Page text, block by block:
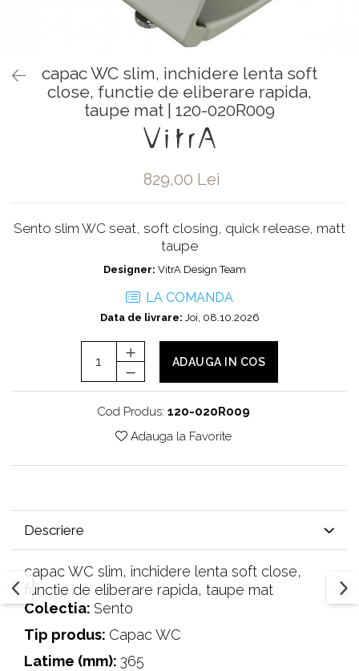
Robinete de trecere
Robinete masina de spalat
capac WC slim, inchidere lenta soft
close, functie de eliberare rapida,
taupe mat | 120-020R009
829,00 Lei
Sento slim WC seat, soft closing, quick release, matt
taupe
Designer: VitrA Design Team
LA COMANDA
Data de livrare: Joi, 08.10.2026
ADAUGA IN COS
Cod Produs: 120-020R009
Adauga la Favorite
Descriere
capac WC slim, inchidere lenta soft close,
functie de eliberare rapida, taupe mat
Colectia: Sento
Tip produs: Capac WC
Latime (mm): 365